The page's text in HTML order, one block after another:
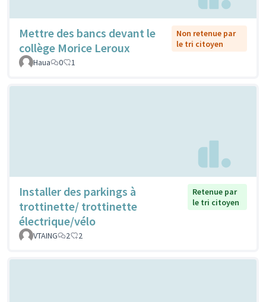
Mettre des bancs devant le
collège Morice Leroux
Non retenue par
le tri citoyen
Haua
0 1
Installer des parkings à
trottinette/ trottinette
électrique/vélo
Retenue par
le tri citoyen
VTAING 2 2